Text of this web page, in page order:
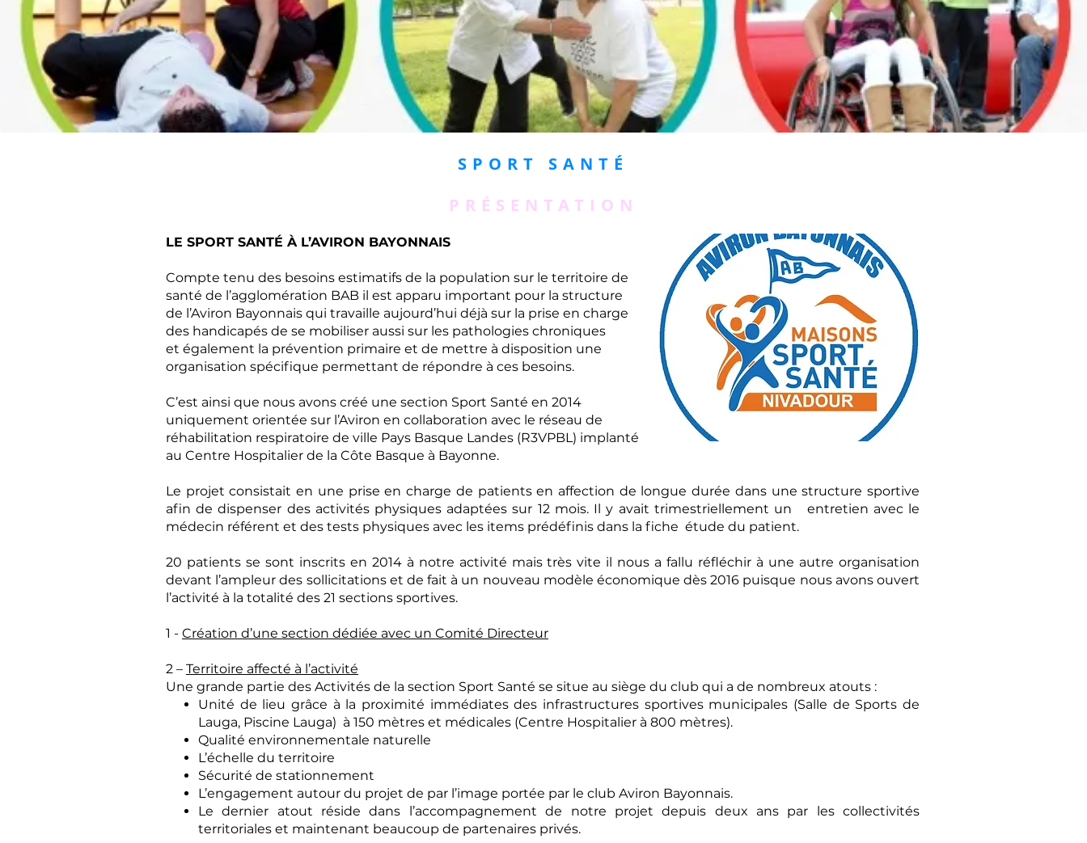
SPORT SANTÉ
PRÉSENTATION
LE SPORT SANTÉ À L’AVIRON BAYONNAIS
Compte tenu des besoins estimatifs de la population sur le territoire de
santé de l’agglomération BAB il est apparu important pour la structure
de l’Aviron Bayonnais qui travaille aujourd’hui déjà sur la prise en charge
des handicapés de se mobiliser aussi sur les pathologies chroniques
et également la prévention primaire et de mettre à disposition une
organisation spécifique permettant de répondre à ces besoins.
C’est ainsi que nous avons créé une section Sport Santé en 2014
uniquement orientée sur l’Aviron en collaboration avec le réseau de
réhabilitation respiratoire de ville Pays Basque Landes (R3VPBL) implanté
au Centre Hospitalier de la Côte Basque à Bayonne.
Le projet consistait en une prise en charge de patients en affection de longue durée dans une structure sportive
afin de dispenser des activités physiques adaptées sur 12 mois. Il y avait trimestriellement un entretien avec le
médecin référent et des tests physiques avec les items prédéfinis dans la fiche étude du patient.
20 patients se sont inscrits en 2014 à notre activité mais très vite il nous a fallu réfléchir à une autre organisation
devant l’ampleur des sollicitations et de fait à un nouveau modèle économique dès 2016 puisque nous avons ouvert
l’activité à la totalité des 21 sections sportives.
1 - Création d’une section dédiée avec un Comité Directeur
2 – Territoire affecté à l’activité
Une grande partie des Activités de la section Sport Santé se situe au siège du club qui a de nombreux atouts :
Unité de lieu grâce à la proximité immédiates des infrastructures sportives municipales (Salle de Sports de
Lauga, Piscine Lauga) à 150 mètres et médicales (Centre Hospitalier à 800 mètres).
Qualité environnementale naturelle
L’échelle du territoire
Sécurité de stationnement
L’engagement autour du projet de par l’image portée par le club Aviron Bayonnais.
Le dernier atout réside dans l’accompagnement de notre projet depuis deux ans par les collectivités
territoriales et maintenant beaucoup de partenaires privés.